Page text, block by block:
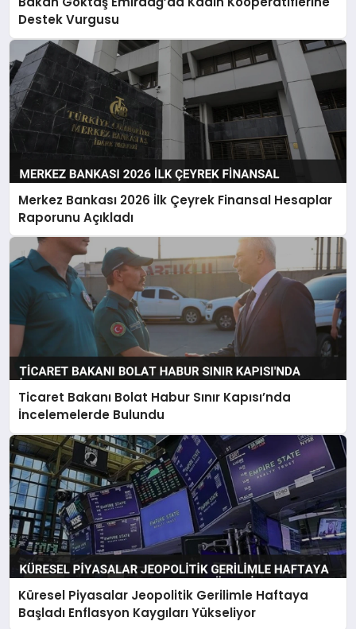
Destek Vurgusu
Merkez Bankası 2026 İlk Çeyrek Finansal Hesaplar
Raporunu Açıkladı
Ticaret Bakanı Bolat Habur Sınır Kapısı’nda
İncelemelerde Bulundu
Küresel Piyasalar Jeopolitik Gerilimle Haftaya
Başladı Enflasyon Kaygıları Yükseliyor